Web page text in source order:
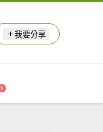
我要分享